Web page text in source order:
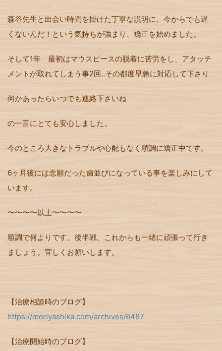
森谷先生と出会い時間を掛けた丁寧な説明に、今からでも遅
くないんだ！という気持ちが強まり、矯正を始めました。
そして1年 最初はマウスピースの脱着に苦労をし、アタッチ
メントが取れてしまう事2回‥その都度早急に対応して下さり
何かあったらいつでも連絡下さいね
の一言にとても安心しました。
今のところ大きなトラブルや心配もなく順調に矯正中です。
6ヶ月後には念願だった歯並びになっている事を楽しみにして
います。
〜〜〜〜以上〜〜〜〜
順調で何よりです。後半戦、これからも一緒に頑張って行き
ましょう。宜しくお願いします。
【治療相談時のブログ】
https://moriyashika.com/archives/6487
【治療開始時のブログ】